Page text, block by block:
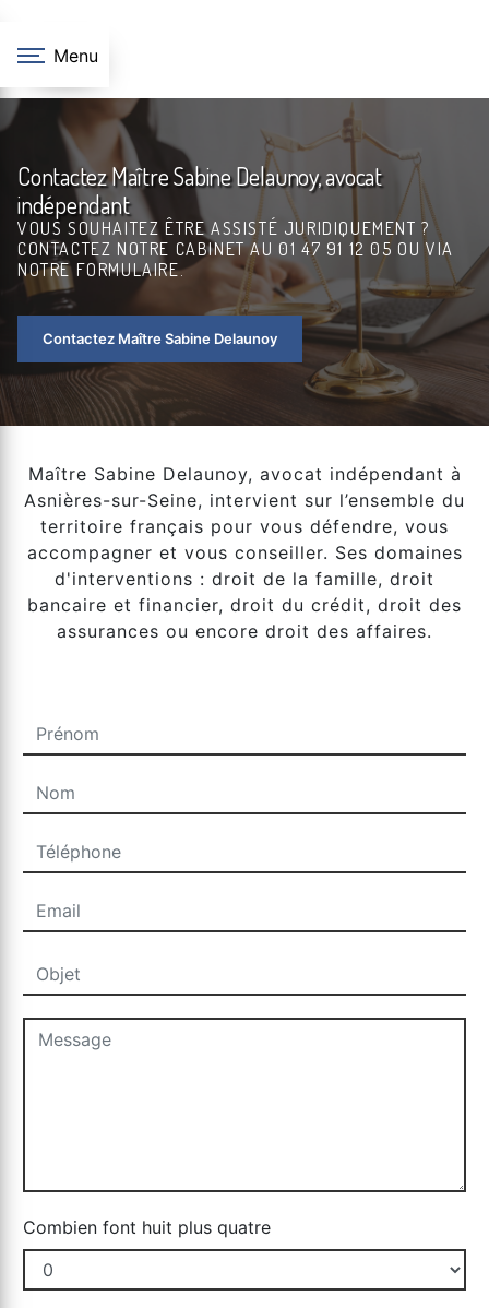
Menu
Contactez Maître Sabine Delaunoy, avocat
indépendant
VOUS SOUHAITEZ ÊTRE ASSISTÉ JURIDIQUEMENT ?
CONTACTEZ NOTRE CABINET AU 01 47 91 12 05 OU VIA
NOTRE FORMULAIRE.
Contactez Maître Sabine Delaunoy
Maître Sabine Delaunoy, avocat indépendant à
Asnières-sur-Seine, intervient sur l’ensemble du
territoire français pour vous défendre, vous
accompagner et vous conseiller. Ses domaines
d'interventions : droit de la famille, droit
bancaire et financier, droit du crédit, droit des
assurances ou encore droit des affaires.
Combien font huit plus quatre